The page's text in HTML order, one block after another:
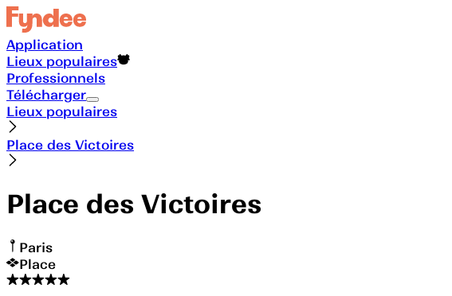
Application
Lieux populaires
Professionnels
Télécharger
Lieux populaires
Place des Victoires
Place des Victoires
Paris
Place